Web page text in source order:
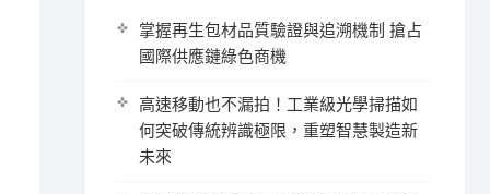
掌握再生包材品質驗證與追溯機制 搶占
國際供應鏈綠色商機
高速移動也不漏拍！工業級光學掃描如
何突破傳統辨識極限，重塑智慧製造新
未來